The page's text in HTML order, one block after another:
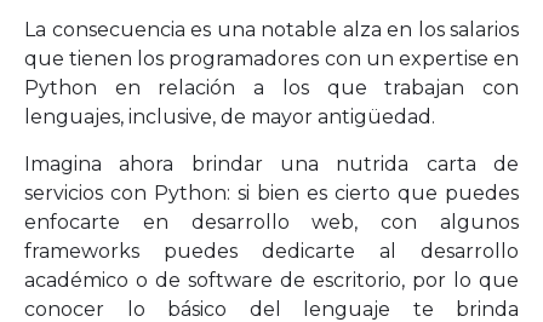
La consecuencia es una notable alza en los salarios
que tienen los programadores con un expertise en
Python en relación a los que trabajan con
lenguajes, inclusive, de mayor antigüedad.
Imagina ahora brindar una nutrida carta de
servicios con Python: si bien es cierto que puedes
enfocarte en desarrollo web, con algunos
frameworks puedes dedicarte al desarrollo
académico o de software de escritorio, por lo que
conocer lo básico del lenguaje te brinda